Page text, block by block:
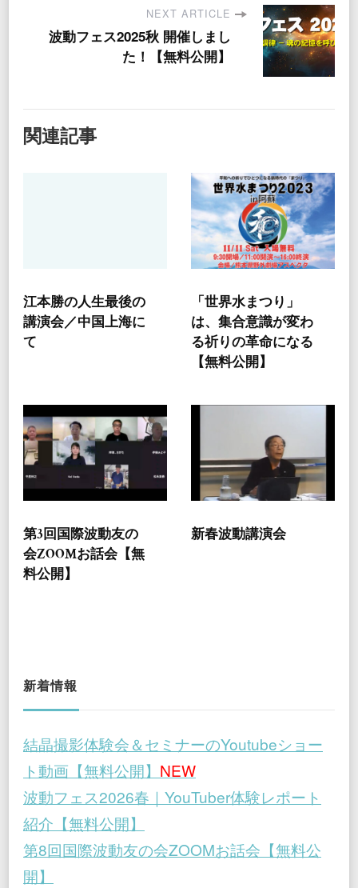
NEXT ARTICLE
波動フェス2025秋 開催しまし
た！【無料公開】
関連記事
江本勝の人生最後の
講演会／中国上海に
て
「世界水まつり」
は、集合意識が変わ
る祈りの革命になる
【無料公開】
第3回国際波動友の
会ZOOMお話会【無
料公開】
新春波動講演会
新着情報
結晶撮影体験会＆セミナーのYoutubeショー
ト動画【無料公開】 NEW
波動フェス2026春｜YouTuber体験レポート
紹介【無料公開】
第8回国際波動友の会ZOOMお話会【無料公
開】